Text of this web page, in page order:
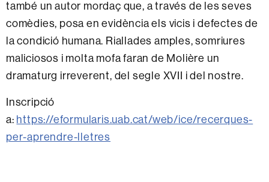
també un autor mordaç que, a través de les seves
comèdies, posa en evidència els vicis i defectes de
la condició humana. Riallades amples, somriures
maliciosos i molta mofa faran de Molière un
dramaturg irreverent, del segle XVII i del nostre.
Inscripció
a: https://eformularis.uab.cat/web/ice/recerques-
per-aprendre-lletres